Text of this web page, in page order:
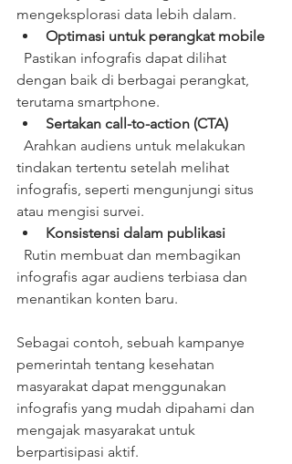
mengeksplorasi data lebih dalam.
Optimasi untuk perangkat mobile
dengan baik di berbagai perangkat,
terutama smartphone.
Sertakan call-to-action (CTA)
tindakan tertentu setelah melihat
infografis, seperti mengunjungi situs
atau mengisi survei.
Konsistensi dalam publikasi
infografis agar audiens terbiasa dan
menantikan konten baru.
Sebagai contoh, sebuah kampanye
pemerintah tentang kesehatan
masyarakat dapat menggunakan
infografis yang mudah dipahami dan
mengajak masyarakat untuk
berpartisipasi aktif.